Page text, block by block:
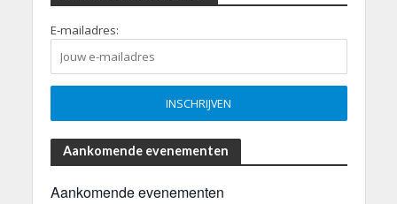
E-mailadres:
Aankomende evenementen
Aankomende evenementen